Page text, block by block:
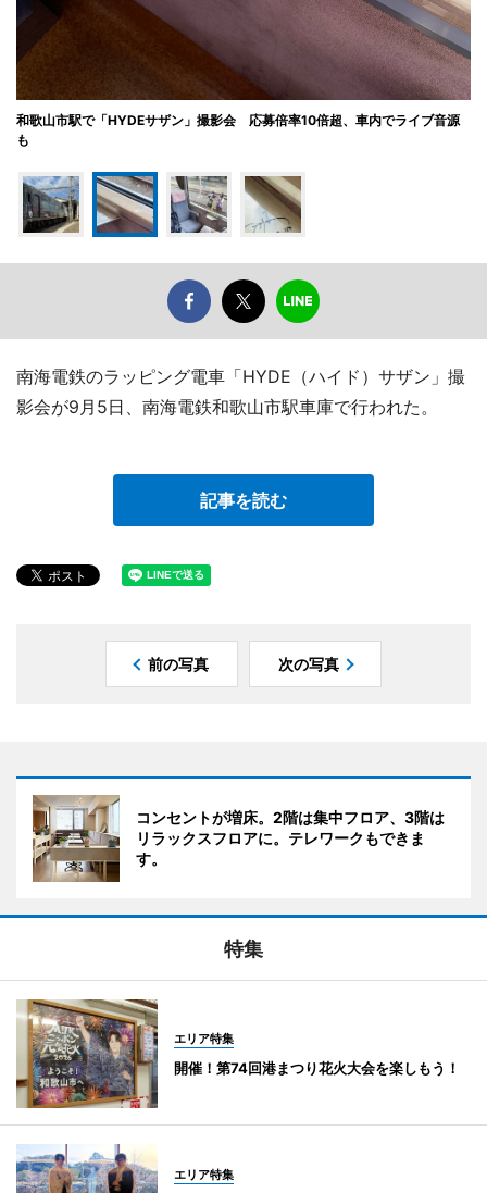
和歌山市駅で「HYDEサザン」撮影会 応募倍率10倍超、車内でライブ音源
も
南海電鉄のラッピング電車「HYDE（ハイド）サザン」撮
影会が9月5日、南海電鉄和歌山市駅車庫で行われた。
記事を読む
前の写真 次の写真
コンセントが増床。2階は集中フロア、3階は
リラックスフロアに。テレワークもできま
す。
特集
エリア特集
開催！第74回港まつり花火大会を楽しもう！
エリア特集